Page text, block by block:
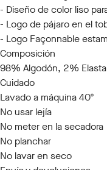
- Diseño de color liso
- Logo de pájaro en el
- Logo Façonnable
Composición
98% Algodón, 2%
Cuidado
Lavado a máquina 40º
No usar lejía
No meter en la secadora
No planchar
No lavar en seco